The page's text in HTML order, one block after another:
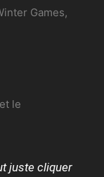
Games,
et le
juste cliquer